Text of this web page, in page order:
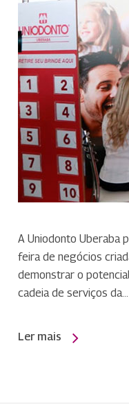
A Uniodonto Uberaba
feira de negócios
demonstrar o
cadeia de serviços da…
Ler mais